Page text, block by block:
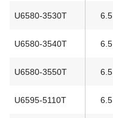
U6580-3530T 6.5
U6580-3540T 6.5
U6580-3550T 6.5
U6595-5110T 6.5